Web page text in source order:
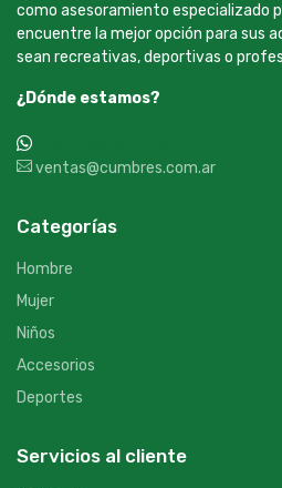
como asesoramiento especializado
encuentre la mejor opción para sus
sean recreativas, deportivas o
¿Dónde estamos?
ventas@cumbres.com.ar
Categorías
Hombre
Mujer
Niños
Accesorios
Deportes
Servicios al cliente